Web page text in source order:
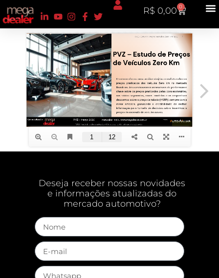
R$ 0,00 0
Deseja receber nossas novidades
e informações atualizadas do
mercado automotivo?